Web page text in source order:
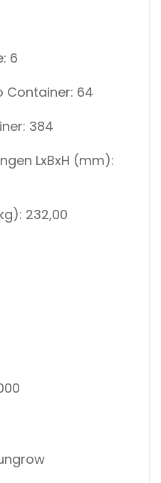
6
Container: 64
384
LxBxH (mm):
232,00